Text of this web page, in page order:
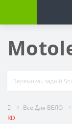
Все Для ВЕЛО
RD